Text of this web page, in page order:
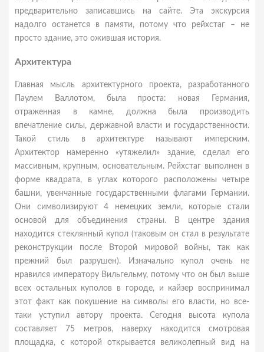
предварительно записавшись на сайте. Эта экскурсия
надолго останется в памяти, потому что рейхстаг – не
просто здание, это ожившая история.
Архитектура
Главная мысль архитектурного проекта, разработанного
Паулем Валлотом, была проста: новая Германия,
отраженная в камне, должна была производить
впечатление силы, державной власти и государственности.
Такой стиль в архитектуре называют имперским.
Архитектор намеренно «утяжелил» здание, сделал его
массивным, крупным, основательным. Рейхстаг выполнен в
форме квадрата, в углах которого расположены четыре
башни, увенчанные государственными флагами Германии.
Они символизируют 4 немецких земли, которые стали
основой для объединения страны. В центре здания
находится стеклянный купол (таковым он стал в результате
реконструкции после Второй мировой войны, так как
прежний был разрушен). Изначально купол очень не
нравился императору Вильгельму, потому что он был выше
всех остальных куполов в городе, и кайзер воспринимал
этот факт как покушение на символы его власти, но все-
таки уступил автору проекта. Сегодня высота купола
составляет 75 метров, наверху находится смотровая
площадка, с которой открывается великолепный вид на